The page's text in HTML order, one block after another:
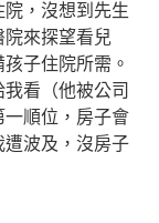
，沒想到先生
來探望看兒
子住院所需。
看（他被公司
一順位，房子會
波及，沒房子